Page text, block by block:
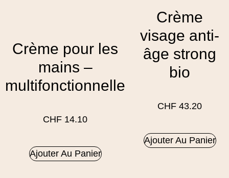
Crème pour les
mains –
multifonctionnelle
CHF 14.10
Ajouter Au Panier
Crème
visage anti-
âge strong
bio
CHF 43.20
Ajouter Au Panier